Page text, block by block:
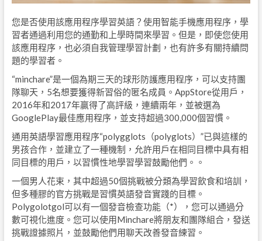
您是否使用該應用程序學習英語？使用智能手機應用程序，學
習者通過利用您的通勤和上學時間來學習。但是，即使您使用
該應用程序，也必須自我管理學習計劃，也有許多有關持續問
題的學習者。
“minchare”是一個為期三天的球形防護應用程序，可以支持團
隊聊天，5名想要獲得新習俗的匿名成員。AppStore從用戶，
2016年和2017年贏得了高評級，連續兩年，並被選為
GooglePlay最佳應用程序，並支持超過300,000個習慣。
通用英語學習應用程序“polygglots（polyglots）”已與這樣的
男孩合作，並建立了一種機制，允許用戶在相同目標中具有相
同目標的用戶，以習慣性地學習學習鼓勵他們。。
一個男人花束，其中超過50個挑戰被分類為學習飲食和培訓，
但多種膠的官方挑戰是習慣英語發音實踐的目標。
Polygolotgol可以有一個發音檢查功能（*），您可以通過分
數可視化進度。您可以使用Minchare將朋友和團隊組合，發送
挑戰證據照片，並鼓勵他們用聊天改善發音練習。